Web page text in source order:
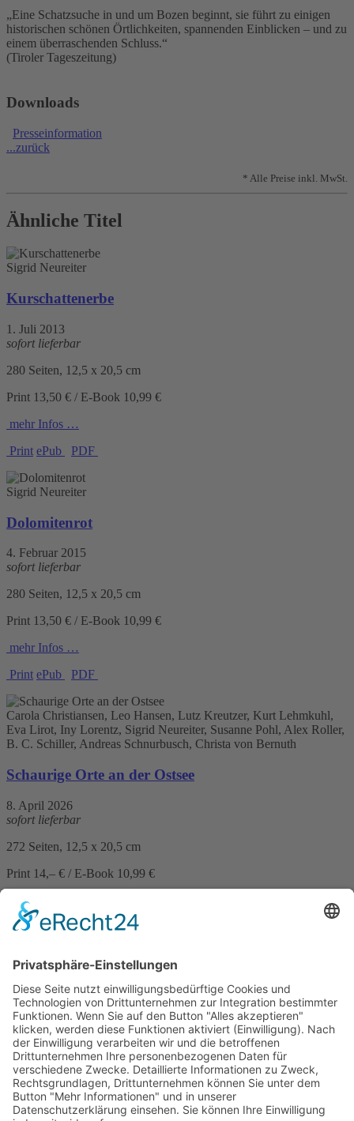
„Eine Schatzsuche in und um Bozen beginnt, sie führt zu einigen
historischen schönen Örtlichkeiten, spannenden Einblicken – und zu
einem überraschenden Schluss.“
(Tiroler Tageszeitung)
Downloads
Presseinformation
...zurück
* Alle Preise inkl. MwSt.
Ähnliche Titel
Sigrid Neureiter
Kurschattenerbe
1. Juli 2013
sofort lieferbar
280 Seiten, 12,5 x 20,5 cm
Print 13,50 € / E-Book 10,99 €
mehr Infos …
Print ePub PDF
Sigrid Neureiter
Dolomitenrot
4. Februar 2015
sofort lieferbar
280 Seiten, 12,5 x 20,5 cm
Print 13,50 € / E-Book 10,99 €
mehr Infos …
Print ePub PDF
Carola Christiansen, Leo Hansen, Lutz Kreutzer, Kurt Lehmkuhl,
Eva Lirot, Iny Lorentz, Sigrid Neureiter, Susanne Pohl, Alex Roller,
B. C. Schiller, Andreas Schnurbusch, Christa von Bernuth
Schaurige Orte an der Ostsee
8. April 2026
sofort lieferbar
272 Seiten, 12,5 x 20,5 cm
Print 14,– € / E-Book 10,99 €
mehr Infos …
Print
ePub PDF
Isabella Archan, Manfred Baumann, Daniel Carinsson, Marlene
Kilga, Edith Kneifl, Lutz Kreutzer, Gerhard Langer, Andrea Nagele,
Sigrid Neureiter, Günter Neuwirth, Robert Preis, Eva Reichl
Schaurige Orte in Österreich
8. Februar 2023
sofort lieferbar
272 Seiten, 12,5 x 20,5 cm